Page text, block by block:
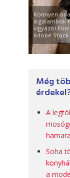
Könnyen
a galambok
vigyázol
Adobe Stock
Még
A
Soha
a